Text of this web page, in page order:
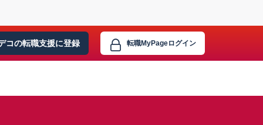
コの転職支援に登録 転職MyPageログイン